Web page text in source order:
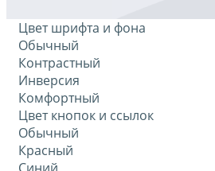
Цвет шрифта и фона
Обычный
Контрастный
Инверсия
Комфортный
Цвет кнопок и ссылок
Обычный
Красный